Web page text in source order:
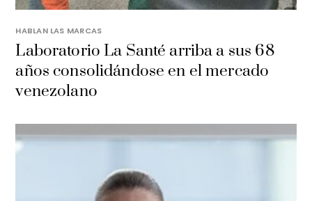
HABLAN LAS MARCAS
Laboratorio La Santé arriba a sus 68
años consolidándose en el mercado
venezolano